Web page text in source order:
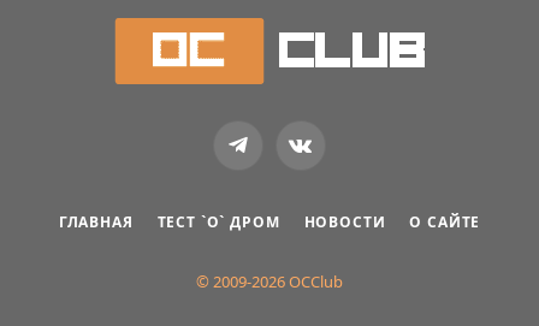
TelegramVKontakte
ГЛАВНАЯ ТЕСТ `О` ДРОМ НОВОСТИ О САЙТЕ
© 2009-2026 OCClub